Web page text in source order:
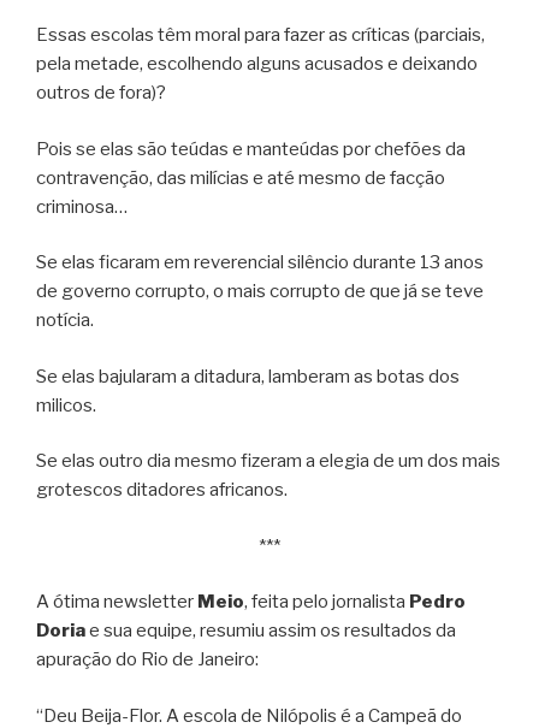
Essas escolas têm moral para fazer as críticas (parciais,
pela metade, escolhendo alguns acusados e deixando
outros de fora)?
Pois se elas são teúdas e manteúdas por chefões da
contravenção, das milícias e até mesmo de facção
criminosa…
Se elas ficaram em reverencial silêncio durante 13 anos
de governo corrupto, o mais corrupto de que já se teve
notícia.
Se elas bajularam a ditadura, lamberam as botas dos
milicos.
Se elas outro dia mesmo fizeram a elegia de um dos mais
grotescos ditadores africanos.
***
A ótima newsletter Meio, feita pelo jornalista Pedro
Doriae sua equipe, resumiu assim os resultados da
apuração do Rio de Janeiro:
“Deu Beija-Flor. A escola de Nilópolis é a Campeã do